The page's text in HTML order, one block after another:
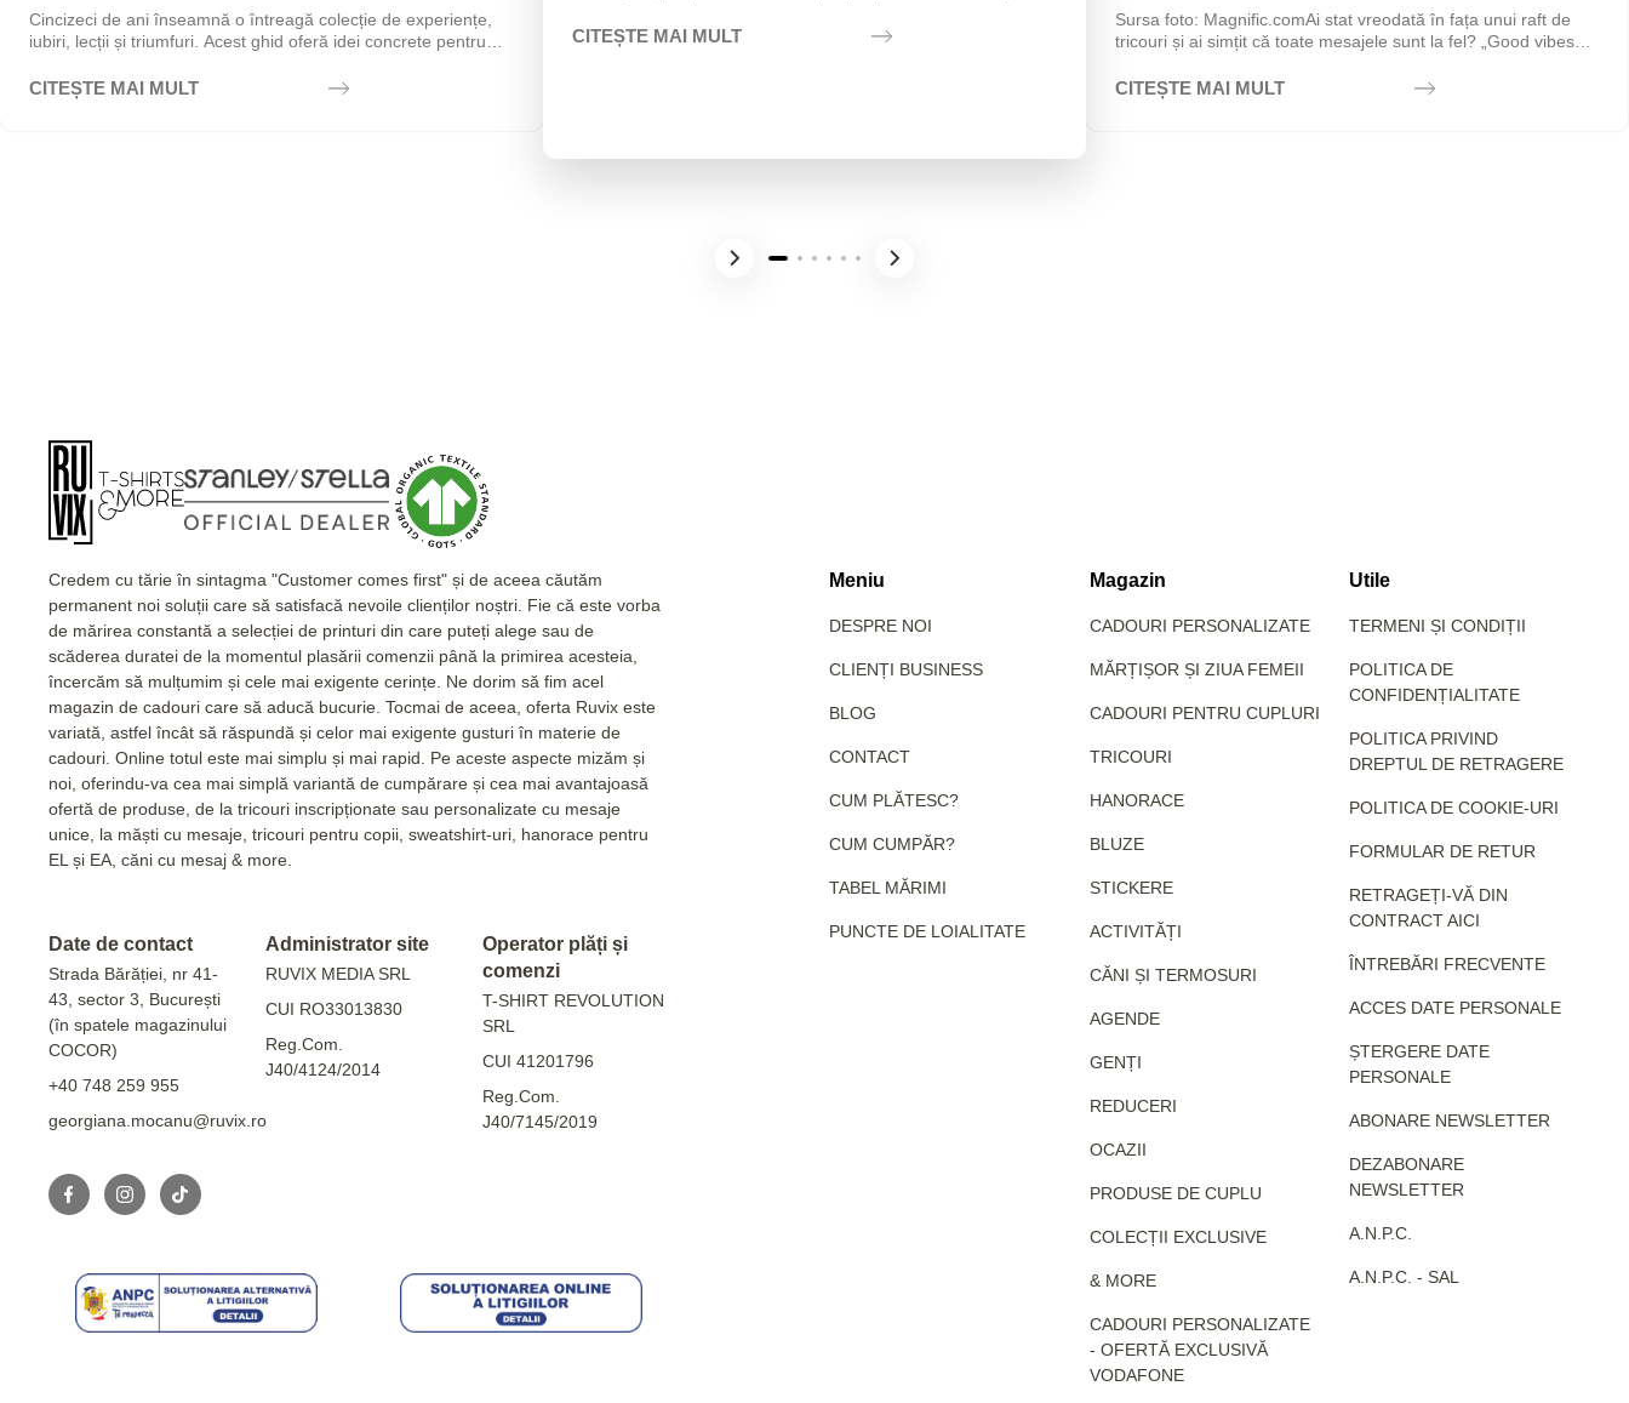
Cincizeci de ani înseamnă o întreagă colecție de experiențe,
iubiri, lecții și triumfuri. Acest ghid oferă idei concrete pentru
CITEȘTE MAI MULT
CITEȘTE MAI MULT
Sursa foto: Magnific.comAi stat vreodată în fața unui raft de
tricouri și ai simțit că toate mesajele sunt la fel? „Good vibes
CITEȘTE MAI MULT
Credem cu tărie în sintagma "Customer comes first" și de aceea căutăm
permanent noi soluții care să satisfacă nevoile clienților noștri. Fie că este vorba
de mărirea constantă a selecției de printuri din care puteți alege sau de
scăderea duratei de la momentul plasării comenzii până la primirea acesteia,
încercăm să mulțumim și cele mai exigente cerințe. Ne dorim să fim acel
magazin de cadouri care să aducă bucurie. Tocmai de aceea, oferta Ruvix este
variată, astfel încât să răspundă și celor mai exigente gusturi în materie de
cadouri. Online totul este mai simplu și mai rapid. Pe aceste aspecte mizăm și
noi, oferindu-va cea mai simplă variantă de cumpărare și cea mai avantajoasă
ofertă de produse, de la tricouri inscripționate sau personalizate cu mesaje
unice, la măști cu mesaje, tricouri pentru copii, sweatshirt-uri, hanorace pentru
EL și EA, căni cu mesaj & more.
Date de contact
Strada Bărăției, nr 41-
43, sector 3, București
(în spatele magazinului
COCOR)
+40 748 259 955
georgiana.mocanu@ruvix.ro
Administrator site
RUVIX MEDIA SRL
CUI RO33013830
Reg.Com.
J40/4124/2014
Operator plăți și
comenzi
T-SHIRT REVOLUTION
SRL
CUI 41201796
Reg.Com.
J40/7145/2019
Meniu
DESPRE NOI
CLIENȚI BUSINESS
BLOG
CONTACT
CUM PLĂTESC?
CUM CUMPĂR?
TABEL MĂRIMI
PUNCTE DE LOIALITATE
Magazin
CADOURI PERSONALIZATE
MĂRȚIȘOR ȘI ZIUA FEMEII
CADOURI PENTRU CUPLURI
TRICOURI
HANORACE
BLUZE
STICKERE
ACTIVITĂȚI
CĂNI ȘI TERMOSURI
AGENDE
GENȚI
REDUCERI
OCAZII
PRODUSE DE CUPLU
COLECȚII EXCLUSIVE
& MORE
CADOURI PERSONALIZATE
- OFERTĂ EXCLUSIVĂ
VODAFONE
Utile
TERMENI ȘI CONDIȚII
POLITICA DE
CONFIDENȚIALITATE
POLITICA PRIVIND
DREPTUL DE RETRAGERE
POLITICA DE COOKIE-URI
FORMULAR DE RETUR
RETRAGEȚI-VĂ DIN
CONTRACT AICI
ÎNTREBĂRI FRECVENTE
ACCES DATE PERSONALE
ȘTERGERE DATE
PERSONALE
ABONARE NEWSLETTER
DEZABONARE
NEWSLETTER
A.N.P.C.
A.N.P.C. - SAL